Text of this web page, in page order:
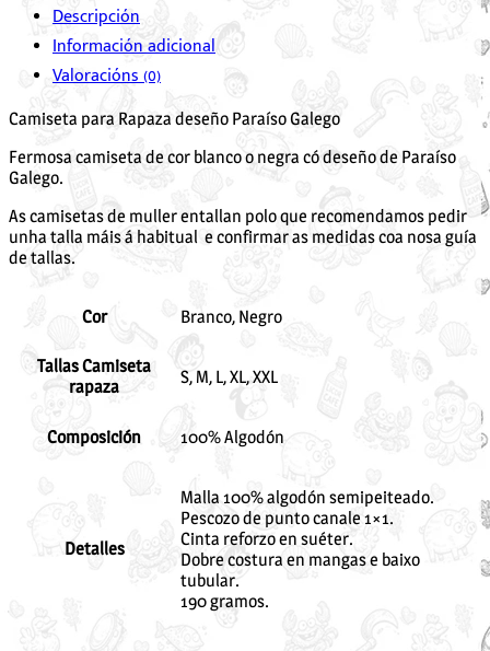
Descripción
Información adicional
Valoracións (0)
Camiseta para Rapaza deseño Paraíso Galego
Fermosa camiseta de cor blanco o negra có deseño de Paraíso
Galego.
As camisetas de muller entallan polo que recomendamos pedir
unha talla máis á habitual e confirmar as medidas coa nosa guía
de tallas.
Cor Branco, Negro
Tallas Camiseta
rapaza
S, M, L, XL, XXL
Composición 100% Algodón
Detalles
Malla 100% algodón semipeiteado.
Pescozo de punto canale 1×1.
Cinta reforzo en suéter.
Dobre costura en mangas e baixo
tubular.
190 gramos.